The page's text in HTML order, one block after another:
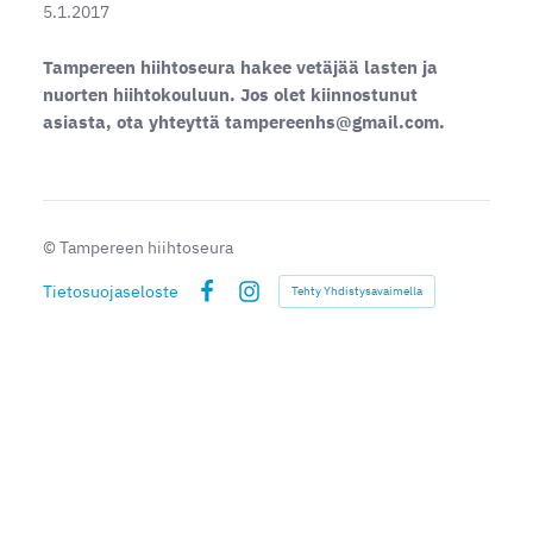
5.1.2017
Tampereen hiihtoseura hakee vetäjää lasten ja
nuorten hiihtokouluun. Jos olet kiinnostunut
asiasta, ota yhteyttä tampereenhs@gmail.com.
© Tampereen hiihtoseura
Tietosuojaseloste
Instagram
Tehty Yhdistysavaimella